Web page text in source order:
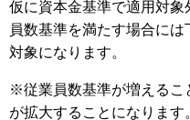
仮に資本金基準で適用対
員数基準を満たす場合に
対象になります。
※従業員数基準が増えるこ
が拡大することになります